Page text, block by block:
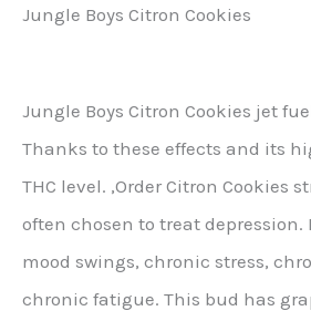
Jungle Boys Citron Cookies
Jungle Boys Citron Cookies jet
Thanks to these effects and its
THC level. ,Order Citron Cookies
often chosen to treat
mood swings, chronic stress,
chronic fatigue. This bud has